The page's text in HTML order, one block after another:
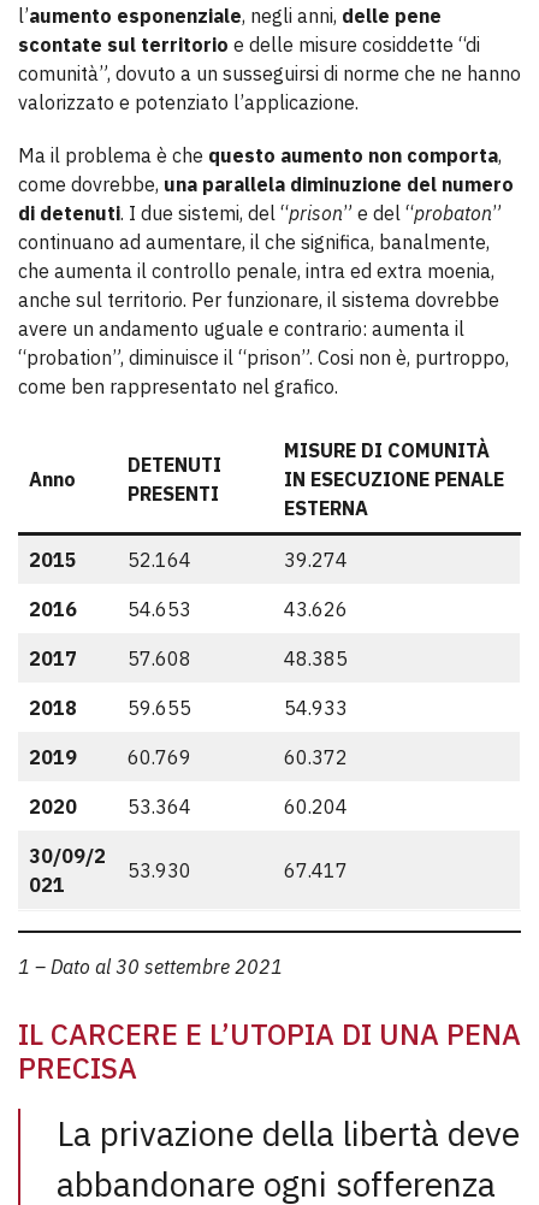
l’aumento esponenziale, negli anni, delle pene
scontate sul territorio e delle misure cosiddette “di
comunità”, dovuto a un susseguirsi di norme che ne hanno
valorizzato e potenziato l’applicazione.
Ma il problema è che questo aumento non comporta,
come dovrebbe, una parallela diminuzione del numero
di detenuti. I due sistemi, del “prison” e del “probaton”
continuano ad aumentare, il che significa, banalmente,
che aumenta il controllo penale, intra ed extra moenia,
anche sul territorio. Per funzionare, il sistema dovrebbe
avere un andamento uguale e contrario: aumenta il
“probation”, diminuisce il “prison”. Cosi non è, purtroppo,
come ben rappresentato nel grafico.
Anno
DETENUTI
PRESENTI
MISURE DI COMUNITÀ
IN ESECUZIONE PENALE
ESTERNA
2015 52.164 39.274
2016 54.653 43.626
2017 57.608 48.385
2018 59.655 54.933
2019 60.769 60.372
2020 53.364 60.204
30/09/2
021
53.930 67.417
1 – Dato al 30 settembre 2021
IL CARCERE E L’UTOPIA DI UNA PENA
PRECISA
La privazione della libertà deve
abbandonare ogni sofferenza